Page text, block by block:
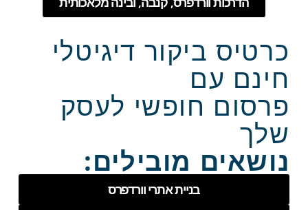
כרטיס ביקור דיגיטלי
חינם עם
פרסום חופשי לעסק
שלך
נושאים מובילים:
בניית אתרי וורדפרס